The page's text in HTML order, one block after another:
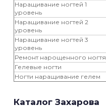
Наращивание ногтей 1
уровень
Наращивание ногтей 2
уровень
Наращивание ногтей 3
уровень
Ремонт нарощенного ногтя
Гелевые ногти
Ногти наращивание гелем
Каталог Захарова